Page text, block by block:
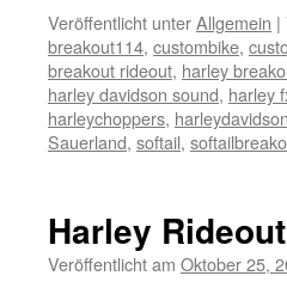
Veröffentlicht unterAllgemein |
breakout114, custombike,
breakout rideout, harley
harley davidson sound, harley
harleychoppers, harleydavidson
Sauerland, softail,
Harley
Veröffentlicht am Oktober 25,